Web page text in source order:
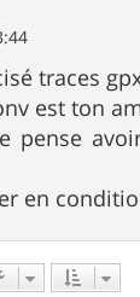
traces
est ton
pense
en